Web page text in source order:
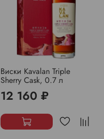
Виски Kavalan Triple
Sherry Cask, 0.7 л
12 160 ₽